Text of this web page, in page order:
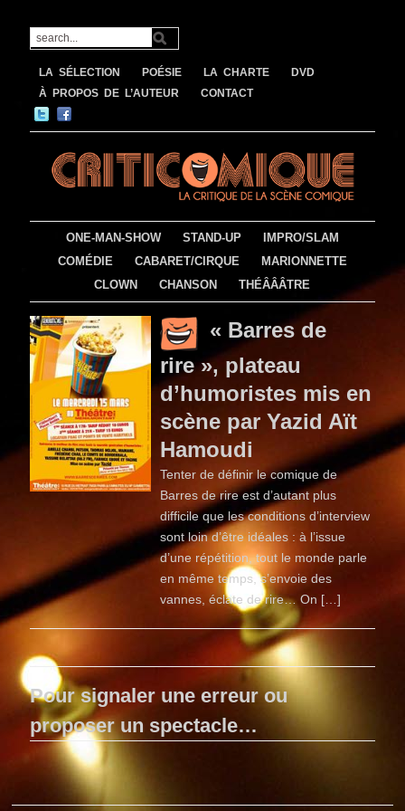
LA SÉLECTION POÉSIE LA CHARTE
DVD
À PROPOS DE L’AUTEUR
CONTACT
ONE-MAN-SHOW STAND-UP
IMPRO/SLAM
COMÉDIE
CABARET/CIRQUE
MARIONNETTE
CLOWN
CHANSON THÉÂÂÂTRE
« Barres de
rire », plateau
d’humoristes mis en
scène par Yazid Aït
Hamoudi
Tenter de définir le comique de
Barres de rire est d’autant plus
difficile que les conditions d’interview
sont loin d’être idéales : à l’issue
d’une répétition, tout le monde parle
en même temps, s’envoie des
vannes, éclate de rire… On […]
Pour signaler une erreur ou
proposer un spectacle…